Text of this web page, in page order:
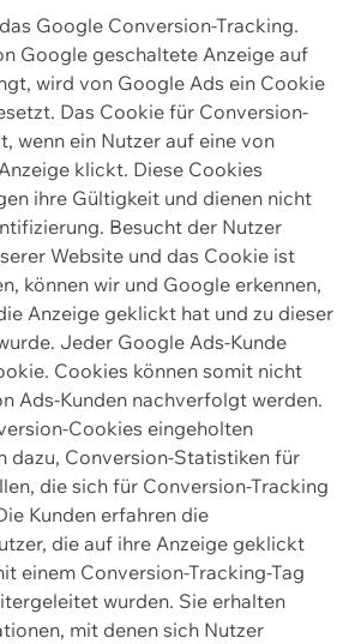
Google Conversion-Tracking.
Google geschaltete Anzeige auf
wird von Google Ads ein Cookie
Das Cookie für Conversion-
wenn ein Nutzer auf eine von
klickt. Diese Cookies
ihre Gültigkeit und dienen nicht
Besucht der Nutzer
Website und das Cookie ist
können wir und Google erkennen,
Anzeige geklickt hat und zu dieser
Jeder Google Ads-Kunde
Cookies können somit nicht
Ads-Kunden nachverfolgt werden.
Cookies eingeholten
dazu, Conversion-Statistiken für
die sich für Conversion-Tracking
Kunden erfahren die
die auf ihre Anzeige geklickt
einem Conversion-Tracking-Tag
wurden. Sie erhalten
mit denen sich Nutzer